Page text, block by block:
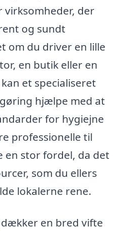
virksomheder, der
og sundt
om du driver en lille
en butik eller en
et specialiseret
hjælpe med at
for hygiejne
professionelle til
stor fordel, da det
som du ellers
lokalerne rene.
en bred vifte